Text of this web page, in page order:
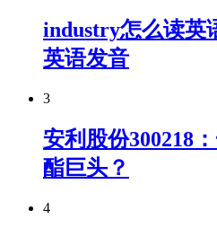
industry怎么读英
英语发音
3
安利股份300218
酯巨头？
4